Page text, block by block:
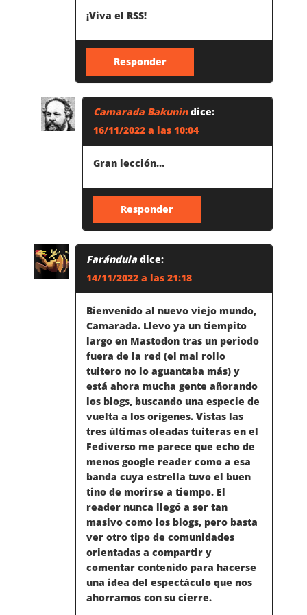
A
¡Viva el RSS!
Responder
Camarada Bakunin dice:
16/11/2022 a las 10:04
Gran lección…
Responder
Farándula dice:
14/11/2022 a las 21:18
Bienvenido al nuevo viejo mundo,
Camarada. Llevo ya un tiempito
largo en Mastodon tras un periodo
fuera de la red (el mal rollo
tuitero no lo aguantaba más) y
está ahora mucha gente añorando
los blogs, buscando una especie de
vuelta a los orígenes. Vistas las
tres últimas oleadas tuiteras en el
Fediverso me parece que echo de
menos google reader como a esa
banda cuya estrella tuvo el buen
tino de morirse a tiempo. El
reader nunca llegó a ser tan
masivo como los blogs, pero basta
ver otro tipo de comunidades
orientadas a compartir y
comentar contenido para hacerse
una idea del espectáculo que nos
ahorramos con su cierre.